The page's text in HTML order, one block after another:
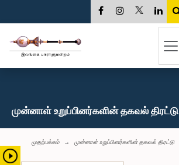
முன்னாள் உறுப்பினர்களின் தகவல் திரட்டு
முதற்பக்கம் முன்னாள் உறுப்பினர்களின் தகவல் திரட்டு